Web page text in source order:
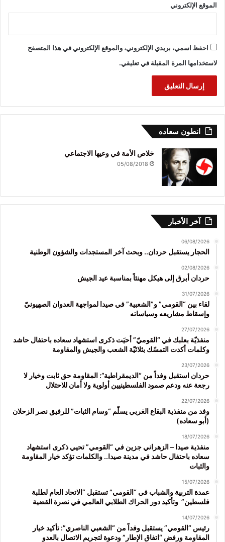
الموقع الإلكتروني
احفظ اسمي، بريدي الإلكتروني، والموقع الإلكتروني في هذا المتصفح
لاستخدامها المرة المقبلة في تعليقي.
انطون سعاده
خلاص الأمة في وعيها الاجتماعي
05/08/2018
آخر الأخبار
06/08/2026
الحجار يستقبل حردان.. وبحث آخر المستجدات والشؤون الوطنية
02/08/2026
حردان أبرق إلى هيكل مهنئاً بمناسبة عيد الجيش
31/07/2026
لقاء بين “القومي” و”الشعبية” في صيدا لمواجهة العدوان الصهيونيّ
وإسقاط مشاريعه وسياساته
27/07/2026
منفذيّة بعلبك في “القوميّ” أحيَت ذكرى استشهاد سعاده باحتفال حاشد
وكلمات أكدت التمسّك بثلاثيّة الشعب والجيش والمقاومة
23/07/2026
حردان استقبل وفداً من “الديمقراطية”: المقاومة حق ثابت وخيار لا
رجعة عنه ودعم صمود الفلسطينيين أولوية ولا أمان للاحتلال
22/07/2026
وفد من منفذية البقاع الغربي يسلّم “وسام الثبات” للرفيق نصر الزحلان
(أبو سعاده)
18/07/2026
منفذية صيدا – الزهراني جزين في “القومي” تحيي ذكرى استشهاد
سعاده باحتفال حاشد في مدينة صيدا.. والكلمات تؤكد خيار المقاومة
والثبات
15/07/2026
عمدة التربية والشباب في “القومي” تستقبل “الاتحاد العام لطلبة
فلسطين” وتأكيد دور الحراك الطلابي العالمي في نصرة القضية
14/07/2026
رئيس “القومي” يستقبل وفداً من “الشعبي الناصري”: تأكيد خيار
المقاومة ورفض “اتفاق الإطار” ودعوة لتجريم الاتصال بالعدو